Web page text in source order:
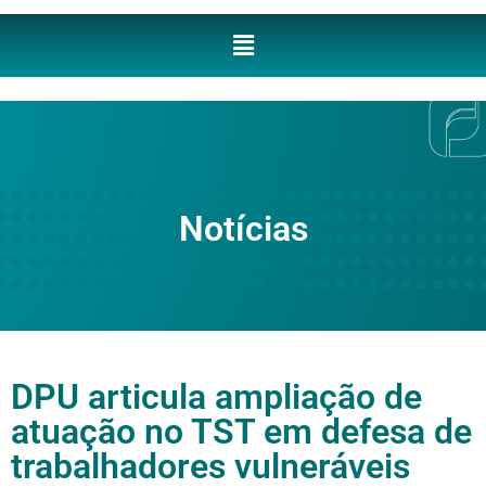
Notícias
DPU articula ampliação de
atuação no TST em defesa de
trabalhadores vulneráveis